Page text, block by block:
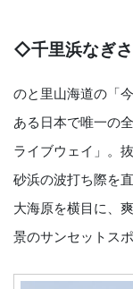
◇千里浜なぎ
のと里山海道の「
ある日本で唯一の
ライブウェイ」。
砂浜の波打ち際を
大海原を横目に、
景のサンセットス